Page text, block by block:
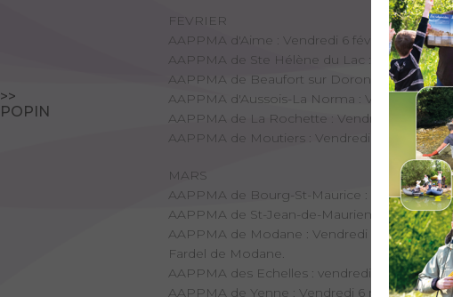
>>
POPIN
FEVRIER
AAPPMA d'Aime : Vendredi 6 février 2026 à
AAPPMA de Ste Hélène du Lac : Vendredi 6
AAPPMA de Beaufort sur Doron : Samedi 7
AAPPMA d'Aussois-La Norma : Vendredi 13
AAPPMA de La Rochette : Vendredi 20
AAPPMA de Moutiers : Vendredi 20 février
MARS
AAPPMA de Bourg-St-Maurice : Dimanche
AAPPMA de St-Jean-de-Maurienne :
AAPPMA de Modane : Vendredi 6 mars
Fardel de Modane.
AAPPMA des Echelles : vendredi 6 mars à
AAPPMA de Yenne : Vendredi 6 mars 2026 à